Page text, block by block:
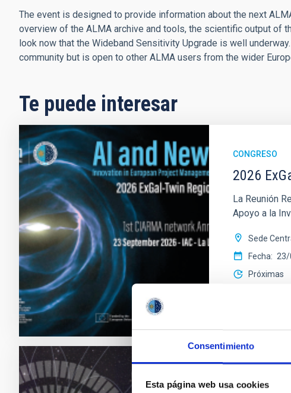
Consentimiento
Esta página web usa cookies
The event is designed to provide information about the next
overview of the ALMA archive and tools, the scientific output of
look now that the Wideband Sensitivity Upgrade is well
community but is open to other ALMA users from the wider
Te puede interesar
CONGRESO
2026
La Reunión
Apoyo a la
Sede
Fecha
Próximas